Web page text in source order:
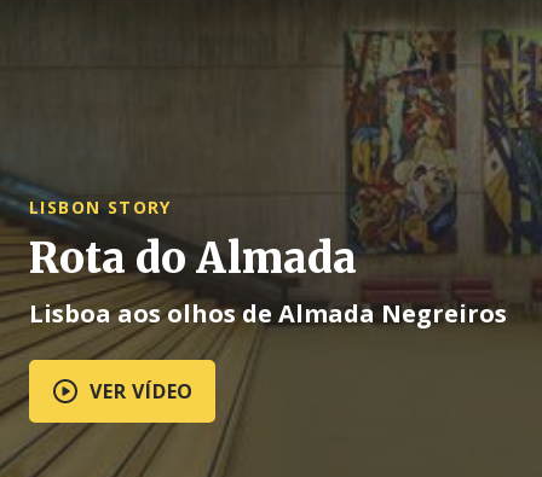
LISBON STORY
Rota do Almada
Lisboa aos olhos de Almada Negreiros
VER VÍDEO